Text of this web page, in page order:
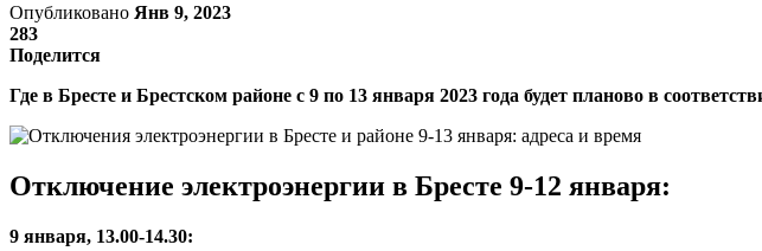
Опубликовано Янв 9, 2023
283
Поделится
Где в Бресте и Брестском районе с 9 по 13 января 2023 года будет планово в
Отключение электроэнергии в Бресте 9-12 января:
9 января, 13.00-14.30: